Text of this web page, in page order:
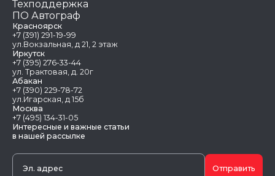
Техподдержка
ПО Автограф
Красноярск
+7 (391) 291-19-99
ул.Вокзальная, д 21, 2 этаж
Иркутск
+7 (395) 276-33-44
ул. Трактовая, д. 20г
Абакан
+7 (390) 229-78-72
ул.Игарская, д 15б
Москва
+7 (495) 134-31-05
Интересные и важные статьи
в нашей рассылке
Отправить